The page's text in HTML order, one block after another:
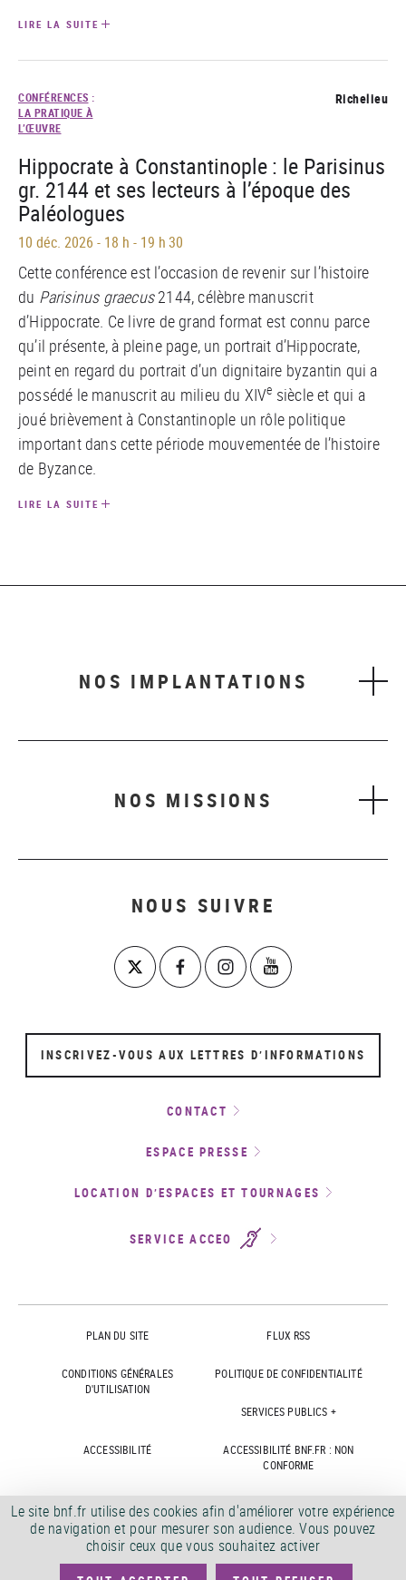
LIRE LA SUITE
CONFÉRENCES :
LA PRATIQUE À
L’ŒUVRE
Richelieu
Hippocrate à Constantinople : le Parisinus
gr. 2144 et ses lecteurs à l’époque des
Paléologues
10 déc. 2026 - 18 h - 19 h 30
Cette conférence est l’occasion de revenir sur l’histoire
du Parisinus graecus2144, célèbre manuscrit
d’Hippocrate. Ce livre de grand format est connu parce
qu’il présente, à pleine page, un portrait d’Hippocrate,
peint en regard du portrait d’un dignitaire byzantin qui a
possédé le manuscrit au milieu du XIVe siècle et qui a
joué brièvement à Constantinople un rôle politique
important dans cette période mouvementée de l’histoire
de Byzance.
LIRE LA SUITE
NOS IMPLANTATIONS
NOS MISSIONS
NOUS SUIVRE
INSCRIVEZ-VOUS AUX LETTRES D’INFORMATIONS
CONTACT
ESPACE PRESSE
LOCATION D’ESPACES ET TOURNAGES
SERVICE ACCEO
PLAN DU SITE FLUX RSS
CONDITIONS GÉNÉRALES
D'UTILISATION
POLITIQUE DE CONFIDENTIALITÉ
SERVICES PUBLICS +
ACCESSIBILITÉ
ACCESSIBILITÉ BNF.FR : NON
CONFORME
MARCHÉS PUBLICS OFFRES D'EMPLOI
DÉMATÉRIALISATION FACTURES CRÉDITS
Le site bnf.fr utilise des cookies afin d'améliorer votre expérience
de navigation et pour mesurer son audience. Vous pouvez
choisir ceux que vous souhaitez activer